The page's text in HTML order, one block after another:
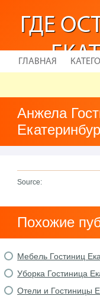
ГДЕ
ГЛАВНАЯ
Анжела
Source:
Похожие
Мебель Гостиниц
Уборка Гостиница
Отели и Гостиницы